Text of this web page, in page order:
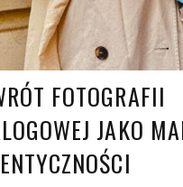
FOTOGRAFII
JAKO